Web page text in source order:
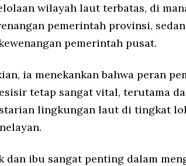
wilayah laut terbatas, di
pemerintah provinsi,
pemerintah pusat.
ia menekankan bahwa peran
tetap sangat vital, terutama
lingkungan laut di tingkat
dan ibu sangat penting dalam